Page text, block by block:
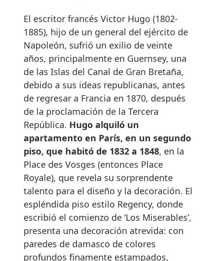
El escritor francés Victor Hugo (1802-
1885), hijo de un general del ejército de
Napoleón, sufrió un exilio de veinte
años, principalmente en Guernsey, una
de las Islas del Canal de Gran Bretaña,
debido a sus ideas republicanas, antes
de regresar a Francia en 1870, después
de la proclamación de la Tercera
República. Hugo alquiló un
apartamento en París, en un segundo
piso, que habitó de 1832 a 1848, en la
Place des Vosges (entonces Place
Royale), que revela su sorprendente
talento para el diseño y la decoración. El
espléndida piso estilo Regency, donde
escribió el comienzo de ‘Los Miserables’,
presenta una decoración atrevida: con
paredes de damasco de colores
profundos finamente estampados,